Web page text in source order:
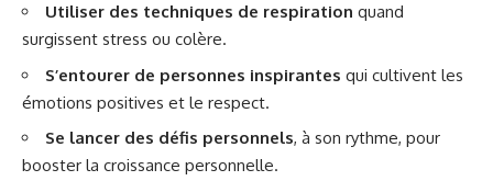
Utiliser des techniques de respiration quand
surgissent stress ou colère.
S’entourer de personnes inspirantes qui cultivent les
émotions positives et le respect.
Se lancer des défis personnels, à son rythme, pour
booster la croissance personnelle.